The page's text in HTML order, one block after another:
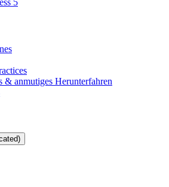
5
& anmutiges Herunterfahren